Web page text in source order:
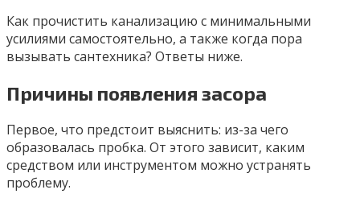
Как прочистить канализацию с минимальными
усилиями самостоятельно, а также когда пора
вызывать сантехника? Ответы ниже.
Причины появления засора
Первое, что предстоит выяснить: из-за чего
образовалась пробка. От этого зависит, каким
средством или инструментом можно устранять
проблему.